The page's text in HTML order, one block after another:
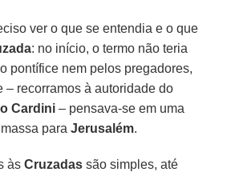
ver o que se entendia e o que
: no início, o termo não teria
pontífice nem pelos pregadores,
– recorramos à autoridade do
Cardini – pensava-se em uma
paraJerusalém.
àsCruzadas são simples, até